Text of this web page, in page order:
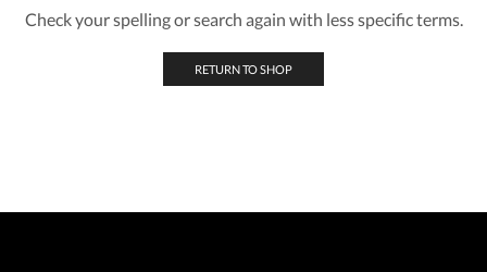
Check your spelling or search again with less specific terms.
RETURN TO SHOP